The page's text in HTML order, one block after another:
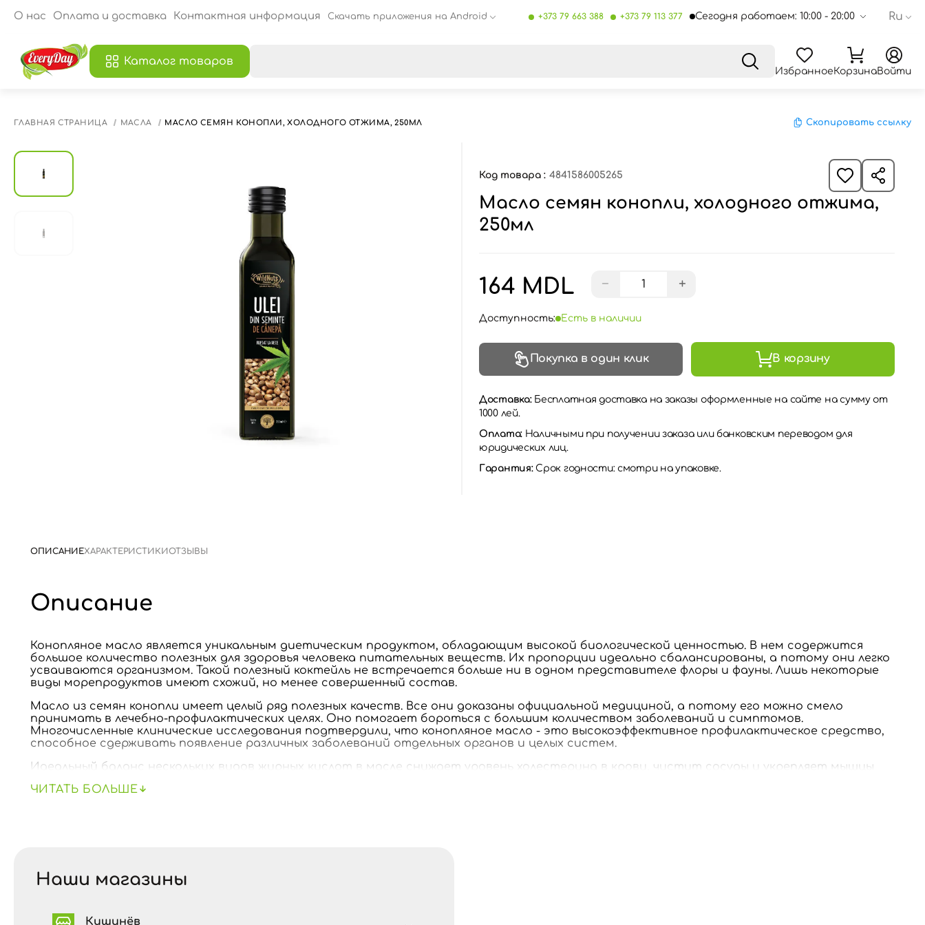
О нас Оплата и доставка Контактная информация Скачать приложения на Android +373 79 663 388 +373 79 113 377 Сегодня работаем: 10:00 - 20:00 Ru
Каталог товаров
ИзбранноеКорзинаВойти
ГЛАВНАЯ СТРАНИЦА МАСЛА МАСЛО СЕМЯН КОНОПЛИ, ХОЛОДНОГО ОТЖИМА, 250МЛ Скопировать ссылку
Код товара : 4841586005265
Масло семян конопли, холодного отжима,
250мл
164 MDL − +
Доступность: Есть в наличии
Покупка в один клик В корзину
Доставка: Бесплатная доставка на заказы оформленные на сайте на сумму от
1000 лей.
Оплата: Наличными при получении заказа или банковским переводом для
юридических лиц.
Гарантия:Срок годности: смотри на упаковке.
ОПИСАНИЕХАРАКТЕРИСТИКИОТЗЫВЫ
Описание
Конопляное масло является уникальным диетическим продуктом, обладающим высокой биологической ценностью. В нем содержится
большое количество полезных для здоровья человека питательных веществ. Их пропорции идеально сбалансированы, а потому они легко
усваиваются организмом. Такой полезный коктейль не встречается больше ни в одном представителе флоры и фауны. Лишь некоторые
виды морепродуктов имеют схожий, но менее совершенный состав.
Масло из семян конопли имеет целый ряд полезных качеств. Все они доказаны официальной медициной, а потому его можно смело
принимать в лечебно-профилактических целях. Оно помогает бороться с большим количеством заболеваний и симптомов.
Многочисленные клинические исследования подтвердили, что конопляное масло - это высокоэффективное профилактическое средство,
способное сдерживать появление различных заболеваний отдельных органов и целых систем.
Идеальный баланс нескольких видов жирных кислот в масле снижает уровень холестерина в крови, чистит сосуды и укрепляет мышцы
инфарктов.
которое рекомендуется принимать людям, расположенным к запорам.
результате он эффективнее противостоит всем видам заболеваний.
ЧИТАТЬ БОЛЬШЕ
Наши магазины
Кишинёв